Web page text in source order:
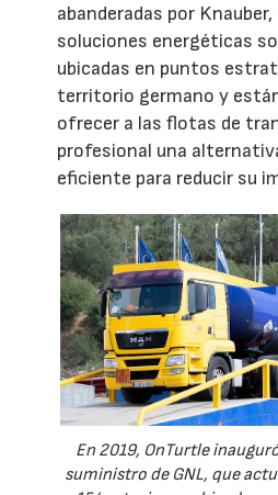
abanderadas por
soluciones energéticas
ubicadas en puntos
territorio germano y
ofrecer a las flotas de
profesional una
eficiente para reducir su
En 2019, OnTurtle
suministro de GNL, que